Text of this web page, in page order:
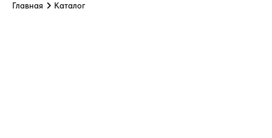
Главная Каталог